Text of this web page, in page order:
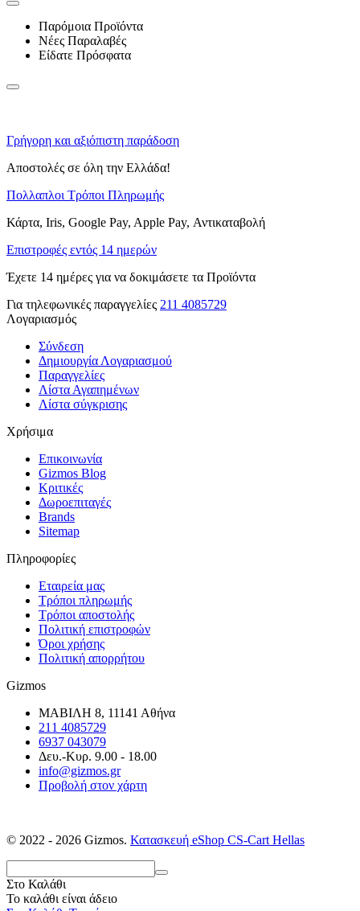
Παρόμοια Προϊόντα
Νέες Παραλαβές
Είδατε Πρόσφατα
Γρήγορη και αξιόπιστη παράδοση
Αποστολές σε όλη την Ελλάδα!
Πολλαπλοι Τρόποι Πληρωμής
Κάρτα, Iris, Google Pay, Apple Pay, Αντικαταβολή
Επιστροφές εντός 14 ημερών
Έχετε 14 ημέρες για να δοκιμάσετε τα Προϊόντα
Για τηλεφωνικές παραγγελίες 211 4085729
Λογαριασμός
Σύνδεση
Δημιουργία Λογαριασμού
Παραγγελίες
Λίστα Αγαπημένων
Λίστα σύγκρισης
Χρήσιμα
Επικοινωνία
Gizmos Blog
Κριτικές
Δωροεπιταγές
Brands
Sitemap
Πληροφορίες
Εταιρεία μας
Τρόποι πληρωμής
Τρόποι αποστολής
Πολιτική επιστροφών
Όροι χρήσης
Πολιτική απορρήτου
Gizmos
ΜΑΒΙΛΗ 8, 11141 Αθήνα
211 4085729
6937 043079
Δευ.-Κυρ. 9.00 - 18.00
info@gizmos.gr
Προβολή στον χάρτη
© 2022 - 2026 Gizmos. Κατασκευή eShop CS-Cart Hellas
Στο Καλάθι
Το καλάθι είναι άδειο